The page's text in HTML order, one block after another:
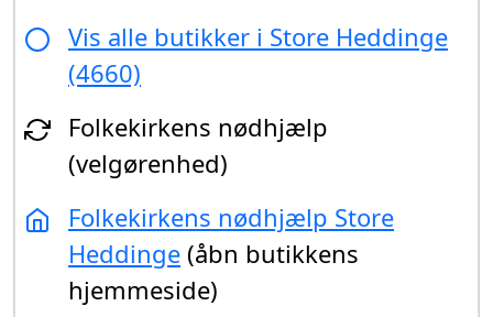
Vis alle butikker i Store Heddinge
(4660)
Folkekirkens nødhjælp
(velgørenhed)
Folkekirkens nødhjælp Store
Heddinge (åbn butikkens
hjemmeside)